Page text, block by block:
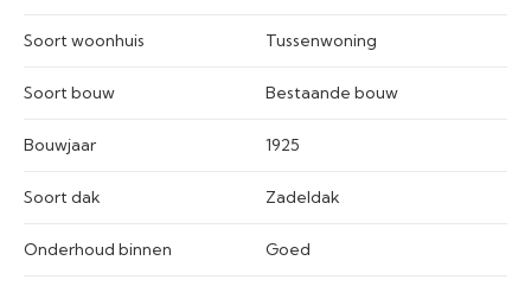
Soort woonhuis Tussenwoning
Soort bouw Bestaande bouw
Bouwjaar 1925
Soort dak Zadeldak
Onderhoud binnen Goed